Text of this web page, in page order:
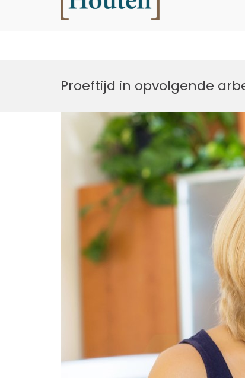
Proeftijd in opvolgende